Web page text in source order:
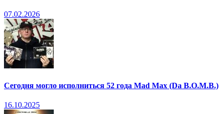
07.02.2026
Сегодня могло исполниться 52 года Mad Max (Da B.O.M.B.)
16.10.2025